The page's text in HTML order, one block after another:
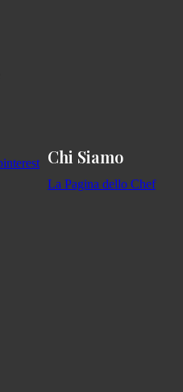
Chi Siamo
La Pagina dello Chef